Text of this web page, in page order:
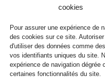
cookies
Pour assurer une expérience de
des cookies sur ce site.
d'utiliser des données comme
vos identifiants uniques du site.
expérience de navigation dégrée
certaines fonctionnalités du site.
Temps de lecture :3 minutes
Americana nous entraîne
apocalyptique où
population… Lire la suite »